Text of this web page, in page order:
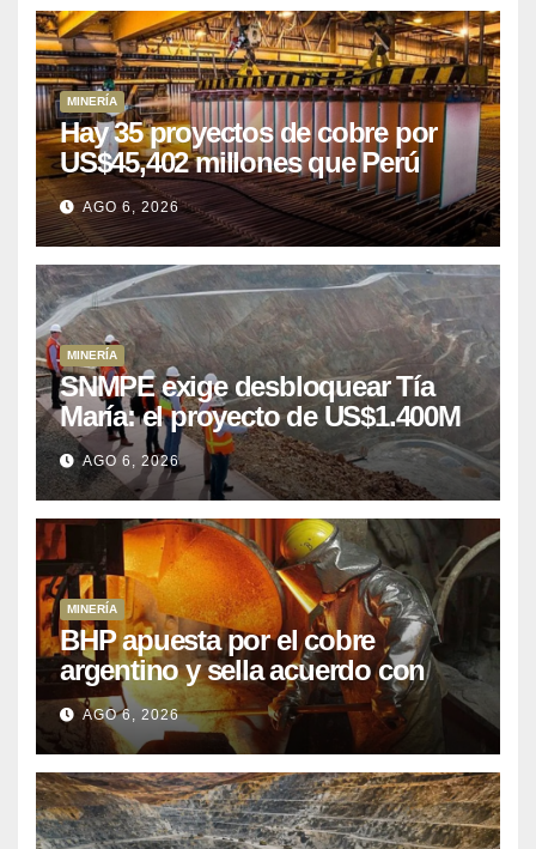
MINERÍA
Hay 35 proyectos de cobre por
US$45,402 millones que Perú
puede aprovechar
AGO 6, 2026
MINERÍA
SNMPE exige desbloquear Tía
María: el proyecto de US$1.400M
que Perú lleva 15 años
posponiendo
AGO 6, 2026
MINERÍA
BHP apuesta por el cobre
argentino y sella acuerdo con
Kobrea para siete proyecto
AGO 6, 2026